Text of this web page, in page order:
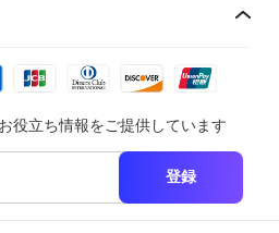
役立ち情報をご提供しています
登録